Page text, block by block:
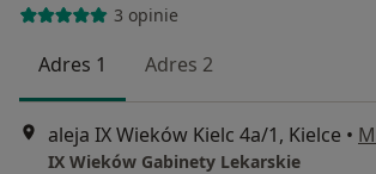
3 opinie
Adres 1 Adres 2
aleja IX Wieków Kielc 4a/1, Kielce •
IX Wieków Gabinety Lekarskie